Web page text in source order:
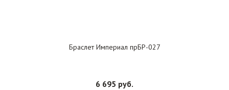
Браслет Империал прБР-027
6 695 руб.